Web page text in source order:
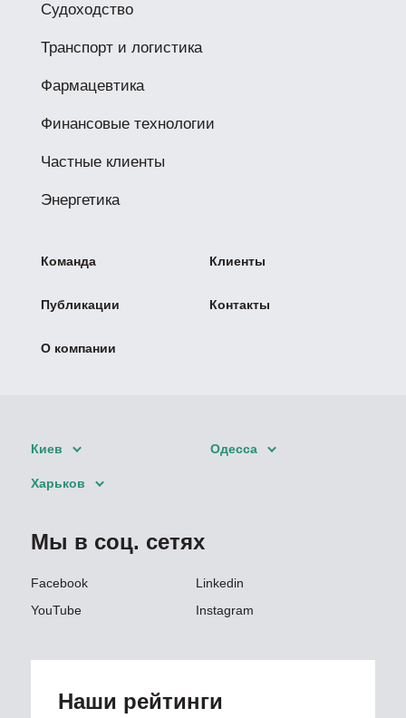
Судоходство
Транспорт и логистика
Фармацевтика
Финансовые технологии
Частные клиенты
Энергетика
Команда Клиенты
Публикации Контакты
О компании
Киев Одесса
Харьков
Мы в соц. сетях
Facebook
Linkedin
YouTube
Instagram
Наши рейтинги